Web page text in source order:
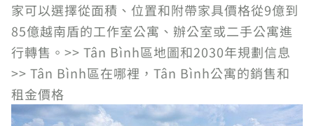
家可以選擇從面積、位置和附帶家具價格從9億到
85億越南盾的工作室公寓、辦公室或二手公寓進
行轉售。>> Tân Bình區地圖和2030年規劃信息
>> Tân Bình區在哪裡，Tân Bình公寓的銷售和
租金價格